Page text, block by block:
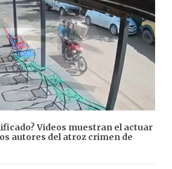
Videos muestran el actuar
autores del atroz crimen de